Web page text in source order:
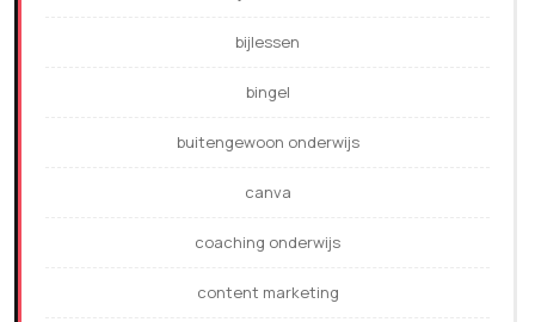
bijlessen
bingel
buitengewoon onderwijs
canva
coaching onderwijs
content marketing